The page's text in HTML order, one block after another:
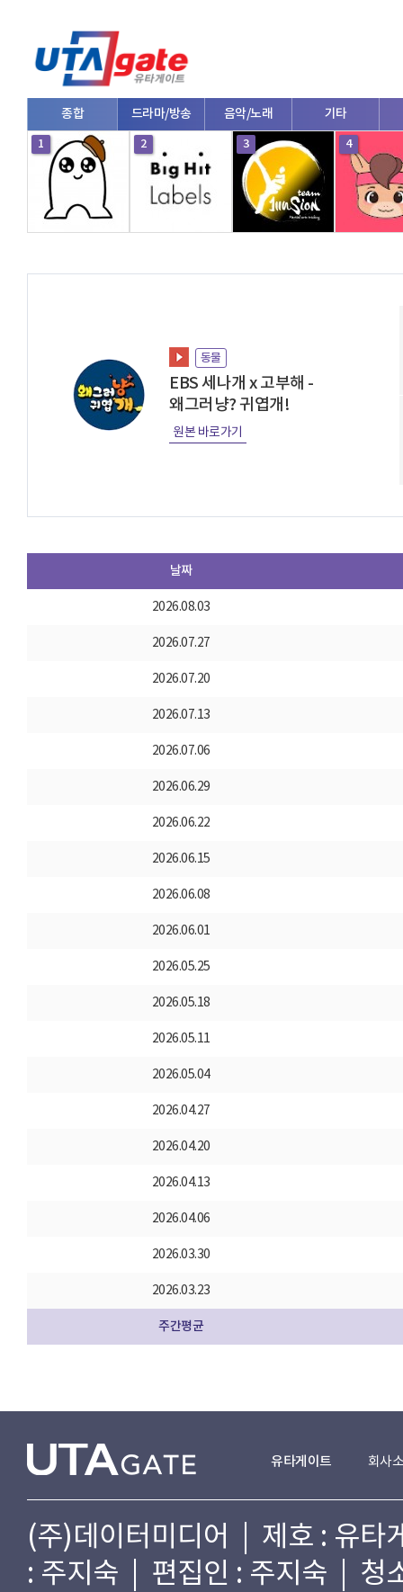
종합 드라마/방송 음악/노래 기타
1 2 3 4
동물
EBS 세나개 x 고부해 -
왜그러냥? 귀엽개!
원본 바로가기
날짜
2026.08.03
2026.07.27
2026.07.20
2026.07.13
2026.07.06
2026.06.29
2026.06.22
2026.06.15
2026.06.08
2026.06.01
2026.05.25
2026.05.18
2026.05.11
2026.05.04
2026.04.27
2026.04.20
2026.04.13
2026.04.06
2026.03.30
2026.03.23
주간평균
유타게이트 회사
(주)데이터미디어 | 제호 : 유
: 주지숙 | 편집인 : 주지숙 | 청